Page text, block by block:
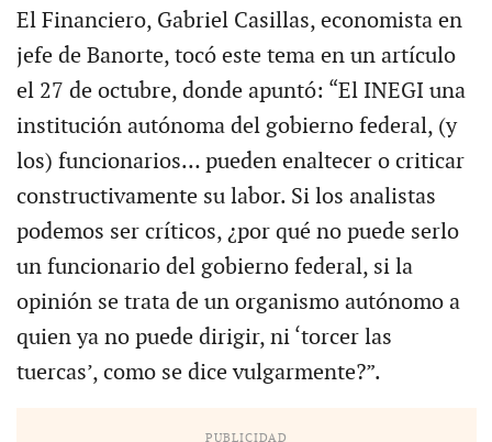
El Financiero, Gabriel Casillas, economista en
jefe de Banorte, tocó este tema en un artículo
el 27 de octubre, donde apuntó: “El INEGI una
institución autónoma del gobierno federal, (y
los) funcionarios… pueden enaltecer o criticar
constructivamente su labor. Si los analistas
podemos ser críticos, ¿por qué no puede serlo
un funcionario del gobierno federal, si la
opinión se trata de un organismo autónomo a
quien ya no puede dirigir, ni ‘torcer las
tuercas’, como se dice vulgarmente?”.
PUBLICIDAD